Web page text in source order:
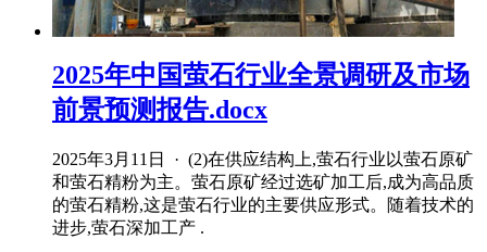
2025年中国萤石行业全景调研及市场
前景预测报告.docx
2025年3月11日 · (2)在供应结构上,萤石行业以萤石原矿
和萤石精粉为主。萤石原矿经过选矿加工后,成为高品质
的萤石精粉,这是萤石行业的主要供应形式。随着技术的
进步,萤石深加工产 .